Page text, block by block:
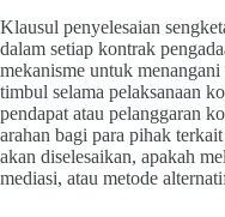
Klausul penyelesaian
dalam setiap kontrak
mekanisme untuk
timbul selama pelaksanaan
pendapat atau pelanggaran
arahan bagi para pihak
akan diselesaikan, apakah
mediasi, atau metode